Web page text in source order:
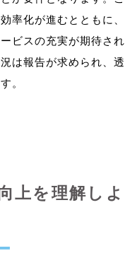
率化が進むとともに、
ビスの充実が期待され
は報告が求められ、透
上を理解しよ